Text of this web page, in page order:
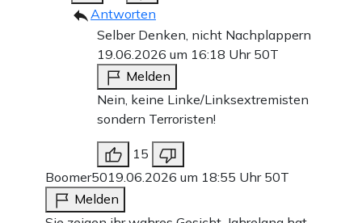
Antworten
Selber Denken, nicht Nachplappern
19.06.2026 um 16:18 Uhr 50T
Melden
Nein, keine Linke/Linksextremisten
sondern Terroristen!
15
Boomer5019.06.2026 um 18:55 Uhr 50T
Melden